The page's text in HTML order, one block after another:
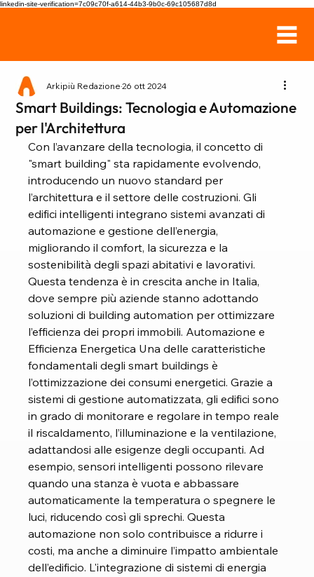
linkedin-site-verification=7c09c70f-a614-44b3-9b0c-69c105687d8d
Smart Buildings: Tecnologia e Automazione
per l'Architettura
Arkipiù Redazione26 ott 2024
Con l’avanzare della tecnologia, il concetto di
"smart building" sta rapidamente evolvendo,
introducendo un nuovo standard per
l’architettura e il settore delle costruzioni. Gli
edifici intelligenti integrano sistemi avanzati di
automazione e gestione dell’energia,
migliorando il comfort, la sicurezza e la
sostenibilità degli spazi abitativi e lavorativi.
Questa tendenza è in crescita anche in Italia,
dove sempre più aziende stanno adottando
soluzioni di building automation per ottimizzare
l’efficienza dei propri immobili. Automazione e
Efficienza Energetica Una delle caratteristiche
fondamentali degli smart buildings è
l’ottimizzazione dei consumi energetici. Grazie a
sistemi di gestione automatizzata, gli edifici sono
in grado di monitorare e regolare in tempo reale
il riscaldamento, l’illuminazione e la ventilazione,
adattandosi alle esigenze degli occupanti. Ad
esempio, sensori intelligenti possono rilevare
quando una stanza è vuota e abbassare
automaticamente la temperatura o spegnere le
luci, riducendo così gli sprechi. Questa
automazione non solo contribuisce a ridurre i
costi, ma anche a diminuire l’impatto ambientale
dell’edificio. L'integrazione di sistemi di energia